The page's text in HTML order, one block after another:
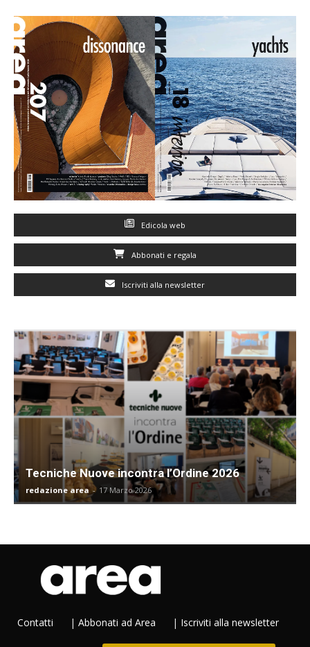
Edicola web
Abbonati e regala
Iscriviti alla newsletter
Tecniche Nuove incontra l’Ordine 2026
redazione area - 17 Marzo 2026
Contatti | Abbonati ad Area | Iscriviti alla newsletter